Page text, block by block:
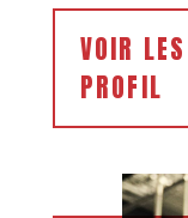
VOIR
PROFIL